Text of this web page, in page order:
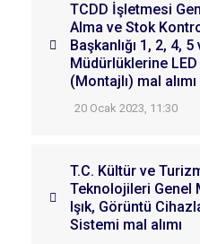
TCDD İşletmesi
Alma ve Stok
Başkanlığı 1, 2, 4,
Müdürlüklerine LED
(Montajlı) mal alımı
20 Ocak 2023, 11:30
T.C. Kültür ve
Teknolojileri Genel
Işık, Görüntü
Sistemi mal alımı